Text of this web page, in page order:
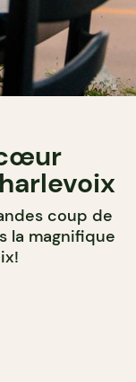
coup de
la magnifique